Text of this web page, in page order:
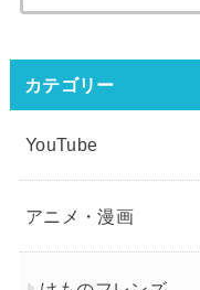
カテゴリー
YouTube
アニメ・漫画